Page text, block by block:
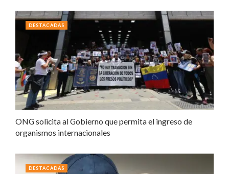
ONG solicita al Gobierno que permita el ingreso de
organismos internacionales
DESTACADAS
DESTACADAS